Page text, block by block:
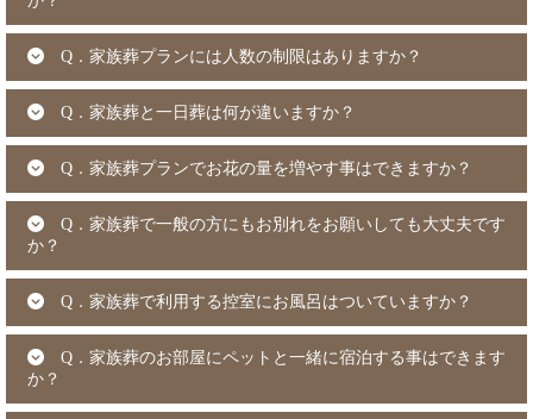
Q．家族葬プランには人数の制限はありますか？
Q．家族葬と一日葬は何が違いますか？
Q．家族葬プランでお花の量を増やす事はできますか？
Q．家族葬で一般の方にもお別れをお願いしても大丈夫です
か？
Q．家族葬で利用する控室にお風呂はついていますか？
Q．家族葬のお部屋にペットと一緒に宿泊する事はできます
か？